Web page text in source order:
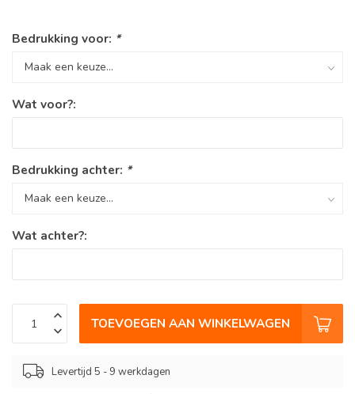
Bedrukking voor: *
Wat voor?:
Bedrukking achter: *
Wat achter?:
TOEVOEGEN AAN WINKELWAGEN
Levertijd 5 - 9 werkdagen